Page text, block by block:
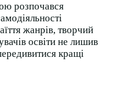
розпочався
жанрів, творчий
освіти не лишив
кращі